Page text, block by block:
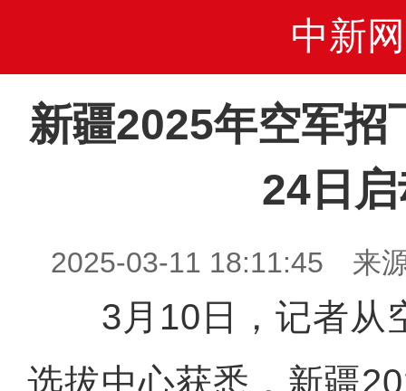
中新网
新疆2025年空军招
24日
2025-03-11 18:11:45 来
3月10日，记者从
选拔中心获悉，新疆